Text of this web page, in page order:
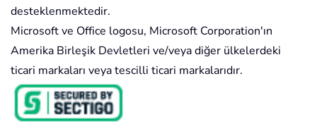
desteklenmektedir.
Microsoft ve Office logosu, Microsoft Corporation'ın
Amerika Birleşik Devletleri ve/veya diğer ülkelerdeki
ticari markaları veya tescilli ticari markalarıdır.